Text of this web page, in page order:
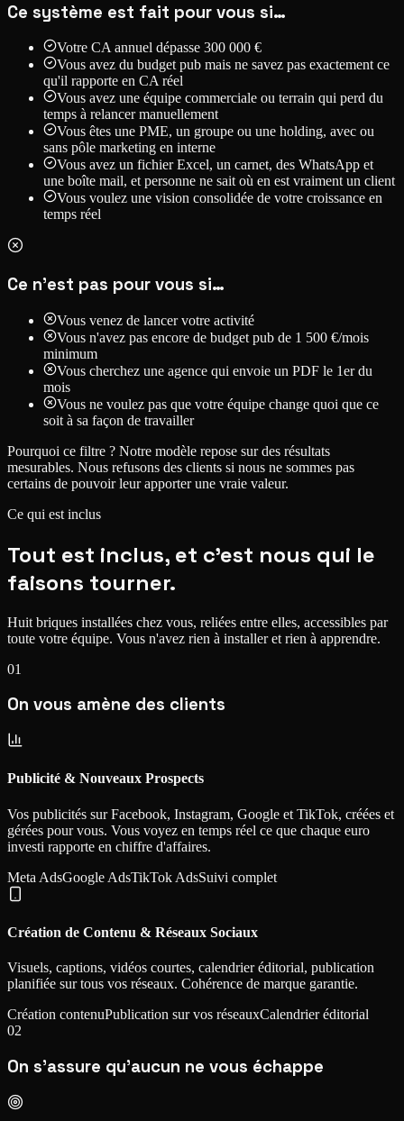
Ce système est fait pour vous si…
Votre CA annuel dépasse 300 000 €
Vous avez du budget pub mais ne savez pas exactement ce
qu'il rapporte en CA réel
Vous avez une équipe commerciale ou terrain qui perd du
temps à relancer manuellement
Vous êtes une PME, un groupe ou une holding, avec ou
sans pôle marketing en interne
Vous avez un fichier Excel, un carnet, des WhatsApp et
une boîte mail, et personne ne sait où en est vraiment un client
Vous voulez une vision consolidée de votre croissance en
temps réel
Ce n'est pas pour vous si…
Vous venez de lancer votre activité
Vous n'avez pas encore de budget pub de 1 500 €/mois
minimum
Vous cherchez une agence qui envoie un PDF le 1er du
mois
Vous ne voulez pas que votre équipe change quoi que ce
soit à sa façon de travailler
Pourquoi ce filtre ? Notre modèle repose sur des résultats
mesurables. Nous refusons des clients si nous ne sommes pas
certains de pouvoir leur apporter une vraie valeur.
Ce qui est inclus
Tout est inclus, et c'est nous qui le
faisons tourner.
Huit briques installées chez vous, reliées entre elles, accessibles par
toute votre équipe. Vous n'avez rien à installer et rien à apprendre.
01
On vous amène des clients
Publicité & Nouveaux Prospects
Vos publicités sur Facebook, Instagram, Google et TikTok, créées et
gérées pour vous. Vous voyez en temps réel ce que chaque euro
investi rapporte en chiffre d'affaires.
Meta AdsGoogle AdsTikTok AdsSuivi complet
Création de Contenu & Réseaux Sociaux
Visuels, captions, vidéos courtes, calendrier éditorial, publication
planifiée sur tous vos réseaux. Cohérence de marque garantie.
Création contenuPublication sur vos réseauxCalendrier éditorial
02
On s'assure qu'aucun ne vous échappe